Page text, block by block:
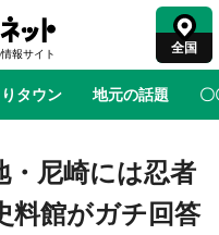
全国
タウン 地元の話題 〇
はありがとう 物語がはじ
・尼崎には忍者
館がガチ回答